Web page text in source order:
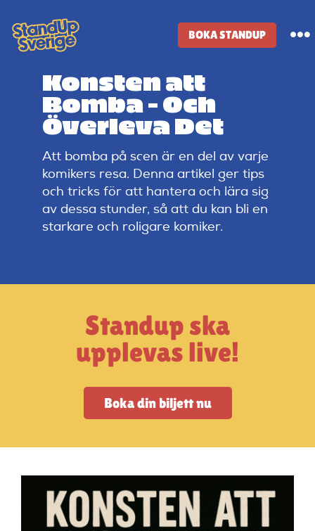
to
content
BOKA STANDUP
Standup-butik
Komiker
Lineup
Tidigare lineup
StandUpSverige PODDEN
Vanliga frågor
Konsten att
Bomba – Och
Överleva Det
Att bomba på scen är en del av varje
komikers resa. Denna artikel ger tips
och tricks för att hantera och lära sig
av dessa stunder, så att du kan bli en
starkare och roligare komiker.
Standup ska
upplevas live!
Boka din biljett nu